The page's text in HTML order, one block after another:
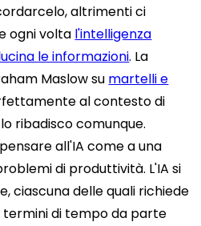
altrimenti ci
ogni volta l'intelligenza
le informazioni. La
Maslow su martelli e
al contesto di
ribadisco comunque.
all'IA come a una
di produttività. L'IA si
ciascuna delle quali richiede
di tempo da parte